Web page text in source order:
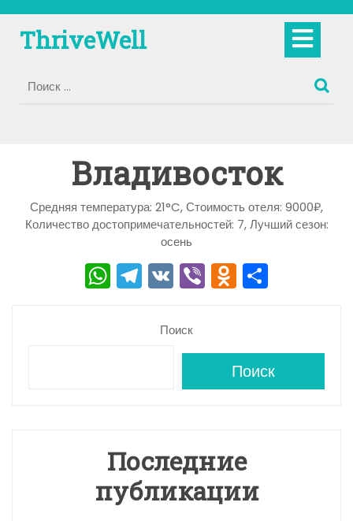
содержимому
ThriveWell
Владивосток
Средняя температура: 21°C, Стоимость отеля: 9000₽,
Количество достопримечательностей: 7, Лучший сезон:
осень
W
h
T
el
e
V
K
Vi
b
O
d
o
kl
a
s
ni
ki
а
в
и
Поиск
Поиск
Последние
публикации